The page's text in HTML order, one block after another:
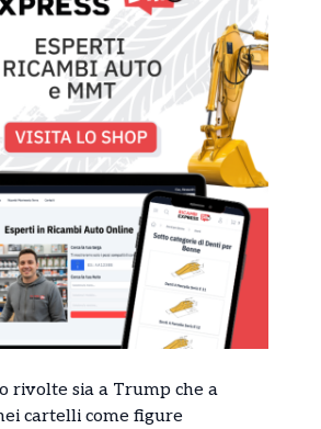
rivolte sia a Trump che a
cartelli come figure